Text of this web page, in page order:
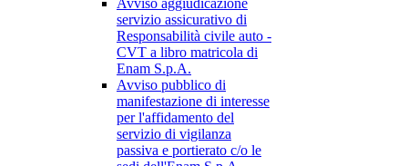
Avviso aggiudicazione
servizio assicurativo di
Responsabilità civile auto -
CVT a libro matricola di
Enam S.p.A.
Avviso pubblico di
manifestazione di interesse
per l'affidamento del
servizio di vigilanza
passiva e portierato c/o le